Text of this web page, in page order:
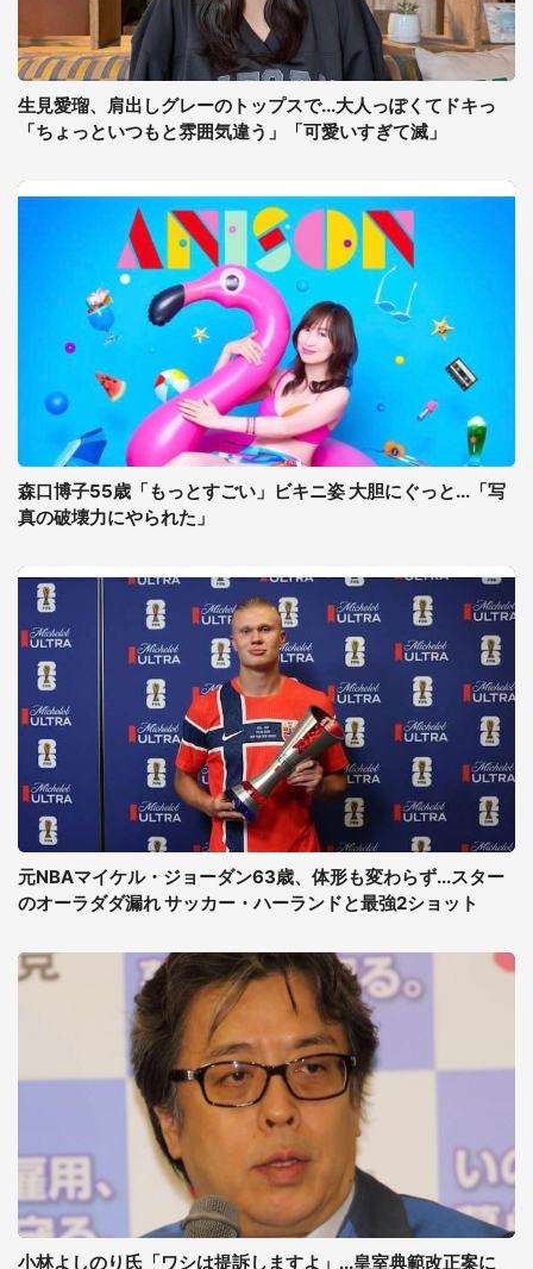
生見愛瑠、肩出しグレーのトップスで...大人っぽくてドキっ
「ちょっといつもと雰囲気違う」「可愛いすぎて滅」
森口博子55歳「もっとすごい」ビキニ姿 大胆にぐっと...「写
真の破壊力にやられた」
元NBAマイケル・ジョーダン63歳、体形も変わらず...スター
のオーラダダ漏れ サッカー・ハーランドと最強2ショット
小林よしのり氏「ワシは提訴しますよ」...皇室典範改正案に